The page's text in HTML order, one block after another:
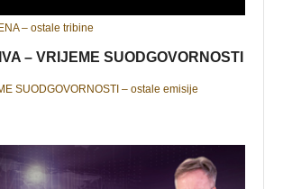
– ostale tribine
– VRIJEME SUODGOVORNOSTI
SUODGOVORNOSTI – ostale emisije